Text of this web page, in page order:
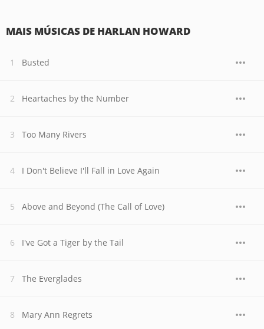
MAIS MÚSICAS DE HARLAN HOWARD
Busted
Heartaches by the Number
Too Many Rivers
I Don't Believe I'll Fall in Love Again
Above and Beyond (The Call of Love)
I've Got a Tiger by the Tail
The Everglades
Mary Ann Regrets